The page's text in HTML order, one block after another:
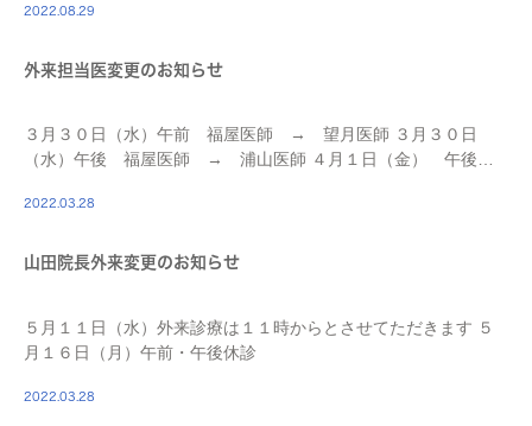
2022.08.29
外来担当医変更のお知らせ
３月３０日（水）午前 福屋医師 → 望月医師 ３月３０日
（水）午後 福屋医師 → 浦山医師 ４月１日（金） 午後
2022.03.28
山田院長外来変更のお知らせ
５月１１日（水）外来診療は１１時からとさせてただきます ５
月１６日（月）午前・午後休診
2022.03.28